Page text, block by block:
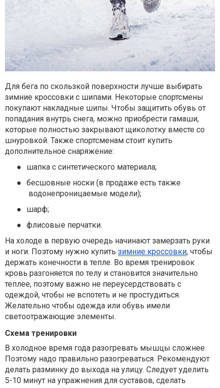
Для бега по скользкой поверхности лучше выбирать
зимние кроссовки с шипами. Некоторые спортсмены
покупают накладные шипы. Чтобы защитить обувь от
попадания внутрь снега, можно приобрести гамаши,
которые полностью закрывают щиколотку вместе со
шнуровкой. Также спортсменам стоит купить
дополнительное снаряжение:
●
шапка с синтетического материала;
●
бесшовные носки (в продаже есть также
водонепроницаемые модели);
●
шарф;
●
флисовые перчатки.
На холоде в первую очередь начинают замерзать руки
и ноги. Поэтому нужно купить зимние кроссовки, чтобы
держать конечности в тепле. Во время тренировок
кровь разгоняется по телу и становится значительно
теплее, поэтому важно не переусердствовать с
одеждой, чтобы не вспотеть и не простудиться.
Желательно чтобы одежда или обувь имели
светоотражающие элементы.
Схема тренировки
В холодное время года разогревать мышцы сложнее.
Поэтому надо правильно разогреваться. Рекомендуют
делать разминку до выхода на улицу. Следует уделить
5-10 минут на упражнения для суставов, сделать